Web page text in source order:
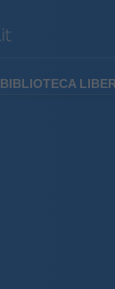
BIBLIOTECA